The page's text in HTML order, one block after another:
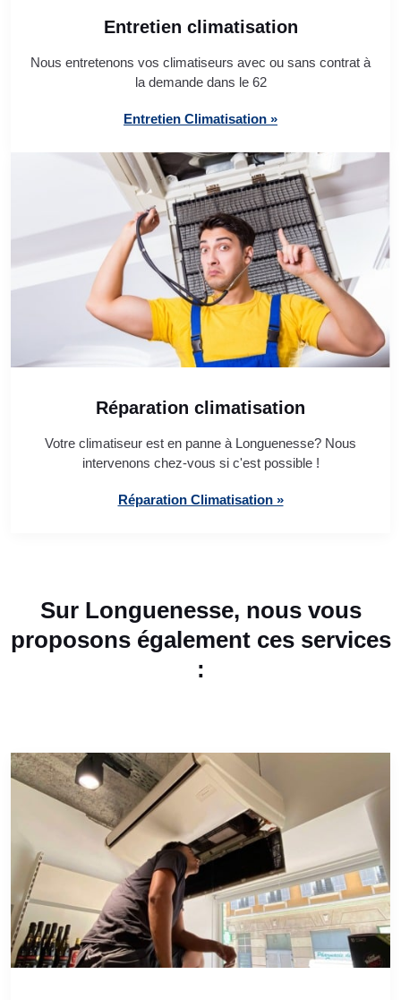
Entretien climatisation
Nous entretenons vos climatiseurs avec ou sans contrat à
la demande dans le 62
Entretien Climatisation »
Réparation climatisation
Votre climatiseur est en panne à Longuenesse? Nous
intervenons chez-vous si c'est possible !
Réparation Climatisation »
Sur Longuenesse, nous vous
proposons également ces services
: